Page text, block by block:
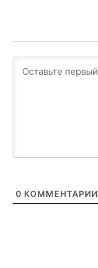
0 КОММЕНТАРИИ